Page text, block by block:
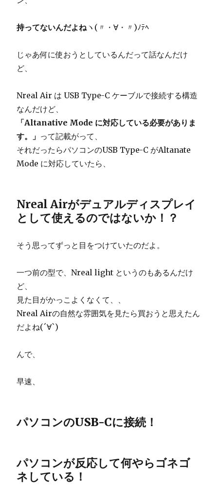
持ってないんだよねヽ(〃・∀・〃)ﾉﾃﾍ
じゃあ何に使おうとしているんだって話なんだけ
ど、
Nreal Air は USB Type-C ケーブルで接続する構造
なんだけど、
「Altanative Mode に対応している必要がありま
す。」 って記載がって、
それだったらパソコンのUSB Type-C がAltanate
Mode に対応していたら、
Nreal Airがデュアルディスプレイ
として使えるのではないか！？
そう思ってずっと目をつけていたのだよ。
一つ前の型で、Nreal light というのもあるんだけ
ど、
見た目がかっこよくなくて、、
Nreal Airの自然な雰囲気を見たら買おうと思えたん
だよね(´∀`)
んで、
早速、
パソコンのUSB-Cに接続！
パソコンが反応して何やらゴネゴ
ネしている！